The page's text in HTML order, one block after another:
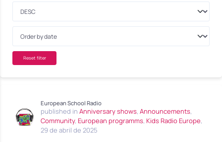
Reset filter
European School Radio
published in Anniversary shows, Announcements,
Community, European programms, Kids Radio Europe,
29 de abril de 2025